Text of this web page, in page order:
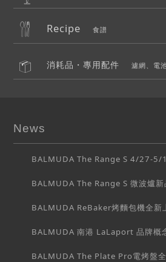
Recipe 食譜
消耗品・專用配件 濾網、電
News
BALMUDA The Range S 4/27-5/
BALMUDA The Range S 微波爐新
BALMUDA ReBaker烤麵包機全新
BALMUDA 南港 LaLaport 品牌概
BALMUDA The Plate Pro電烤盤